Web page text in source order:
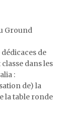
Ground
de
dans les
:
de) la
la table ronde